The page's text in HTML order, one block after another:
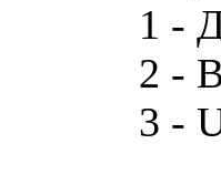
1 -
2 -
3 -